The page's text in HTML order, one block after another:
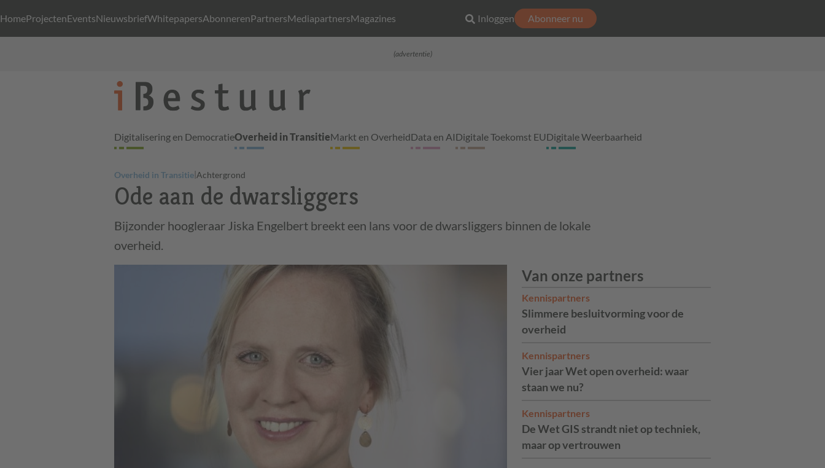
HomeProjectenEventsNieuwsbriefWhitepapersAbonnerenPartnersMediapartnersMagazines Inloggen Abonneer nu
(advertentie)
Digitalisering en DemocratieOverheid in TransitieMarkt en OverheidData en AIDigitale Toekomst EUDigitale Weerbaarheid
Overheid in Transitie|Achtergrond
Ode aan de dwarsliggers
Bijzonder hoogleraar Jiska Engelbert breekt een lans voor de dwarsliggers binnen de lokale
overheid.
Van onze partners
Kennispartners
Slimmere besluitvorming voor de
overheid
Kennispartners
Vier jaar Wet open overheid: waar
staan we nu?
Kennispartners
De Wet GIS strandt niet op techniek,
maar op vertrouwen